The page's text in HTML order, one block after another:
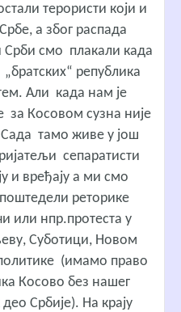
терористи који и
а због распада
Срби смо плакали када
република
Али када нам је
за Косовом сузна није
тамо живе у још
сепаратисти
и вређају а ми смо
реторике
или нпр.протеста у
Суботици, Новом
(имамо право
Косово без нашег
Србије). На крају